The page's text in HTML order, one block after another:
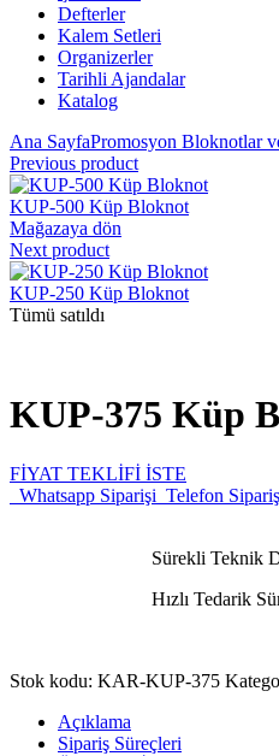
Promosyon Tarihli Ajandalar
Promosyon Teknoloji Ürünleri
Promosyon Telefon Standları
Promosyon Termoslar
Promosyon Tişörtler
Defterler
Kalem Setleri
Organizerler
Tarihli Ajandalar
Katalog
Ana SayfaPromosyon Bloknotlar
Previous product
KUP-500 Küp Bloknot
Mağazaya dön
Next product
KUP-250 Küp Bloknot
Tümü satıldı
KUP-375 Küp
FİYAT TEKLİFİ İSTE
Whatsapp Siparişi Telefon
Sürekli Teknik
Hızlı Tedarik
Stok kodu: KAR-KUP-375
Açıklama
Sipariş Süreçleri